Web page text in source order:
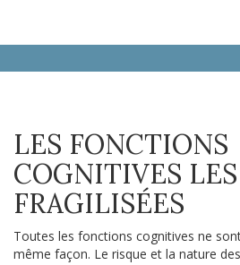
LES FONCTIONS
COGNITIVES
FRAGILISÉES
Toutes les fonctions cognitives ne
même façon. Le risque et la nature